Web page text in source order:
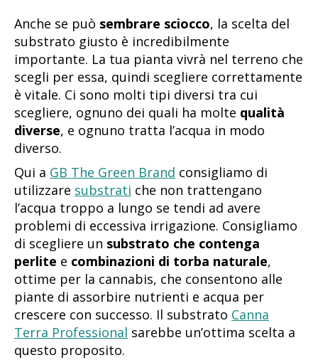
Anche se può sembrare sciocco, la scelta del
substrato giusto è incredibilmente
importante. La tua pianta vivrà nel terreno che
scegli per essa, quindi scegliere correttamente
è vitale. Ci sono molti tipi diversi tra cui
scegliere, ognuno dei quali ha molte qualità
diverse, e ognuno tratta l’acqua in modo
diverso.
Qui a GB The Green Brand consigliamo di
utilizzare substrati che non trattengano
l’acqua troppo a lungo se tendi ad avere
problemi di eccessiva irrigazione. Consigliamo
di scegliere un substrato che contenga
perlite e combinazioni di torba naturale,
ottime per la cannabis, che consentono alle
piante di assorbire nutrienti e acqua per
crescere con successo. Il substrato Canna
Terra Professional sarebbe un’ottima scelta a
questo proposito.